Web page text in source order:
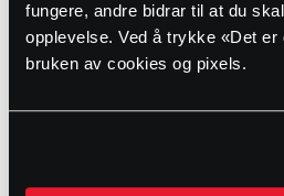
fungere, andre bidrar til at du
opplevelse. Ved å trykke «Det er
bruken av cookies og pixels.
Stram boltene med riktig moment.
Trinn 5
Utfør en trykktest på røret og kuplingen.
installasjonen fullført.